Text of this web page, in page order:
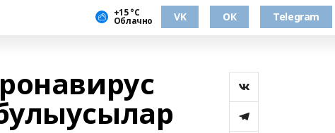
+15 °С
Облачно VK ОК Telegram